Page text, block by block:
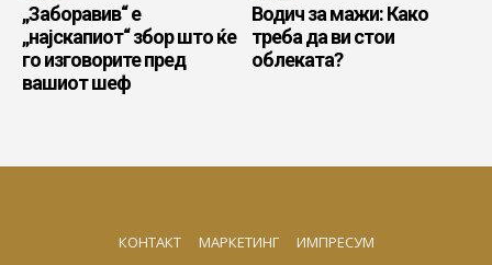
„Заборавив“ е
„најскапиот“ збор што ќе
го изговорите пред
вашиот шеф
Водич за мажи: Како
треба да ви стои
облеката?
КОНТАКТ МАРКЕТИНГ ИМПРЕСУМ